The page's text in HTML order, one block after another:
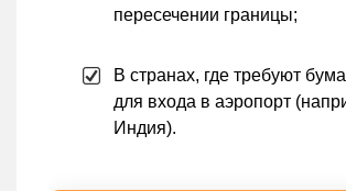
пересечении границы;
В странах, где требуют
для входа в аэропорт
Индия).